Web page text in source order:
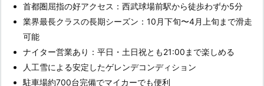
首都圏屈指の好アクセス：西武球場前駅から徒歩わずか5分
業界最長クラスの長期シーズン：10月下旬〜4月上旬まで滑走
可能
ナイター営業あり：平日・土日祝とも21:00まで楽しめる
人工雪による安定したゲレンデコンディション
駐車場約700台完備でマイカーでも便利